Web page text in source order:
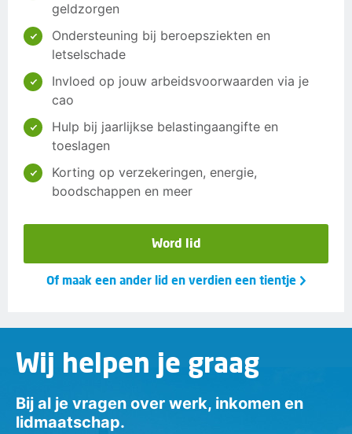
geldzorgen
Ondersteuning bij beroepsziekten en
letselschade
Invloed op jouw arbeidsvoorwaarden via je
cao
Hulp bij jaarlijkse belastingaangifte en
toeslagen
Korting op verzekeringen, energie,
boodschappen en meer
Word lid
Of maak een ander lid en verdien een tientje
Wij helpen je graag
Bij al je vragen over werk, inkomen en
lidmaatschap.